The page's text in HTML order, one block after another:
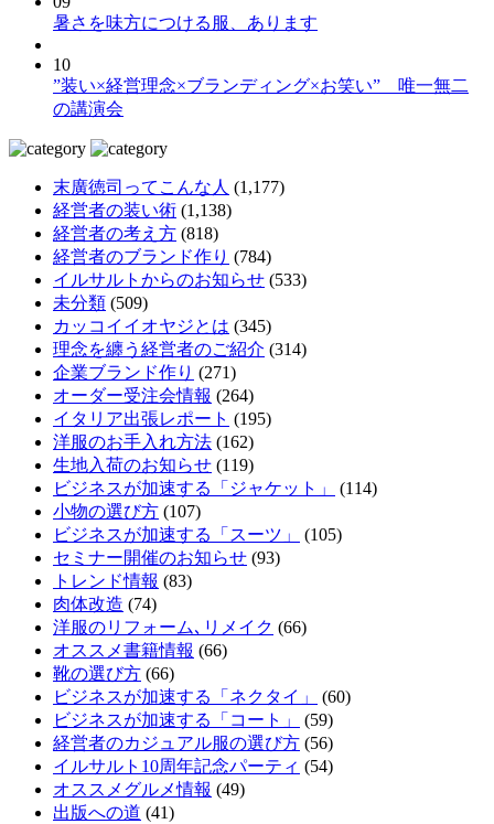
暑さを味方につける服、あります
10
”装い×経営理念×ブランディング×お笑い” 唯一無二
の講演会
末廣徳司ってこんな人 (1,177)
経営者の装い術 (1,138)
経営者の考え方 (818)
経営者のブランド作り (784)
イルサルトからのお知らせ (533)
未分類 (509)
カッコイイオヤジとは (345)
理念を纏う経営者のご紹介 (314)
企業ブランド作り (271)
オーダー受注会情報 (264)
イタリア出張レポート (195)
洋服のお手入れ方法 (162)
生地入荷のお知らせ (119)
ビジネスが加速する「ジャケット」
(114)
小物の選び方 (107)
ビジネスが加速する「スーツ」
(105)
セミナー開催のお知らせ (93)
トレンド情報 (83)
肉体改造 (74)
洋服のリフォーム､リメイク (66)
オススメ書籍情報 (66)
靴の選び方 (66)
ビジネスが加速する「ネクタイ」
(60)
ビジネスが加速する「コート」
(59)
経営者のカジュアル服の選び方 (56)
イルサルト10周年記念パーティ (54)
オススメグルメ情報 (49)
出版への道 (41)